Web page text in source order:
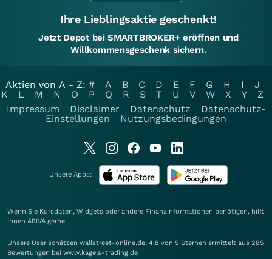
Ihre Lieblingsaktie geschenkt!
Jetzt Depot bei SMARTBROKER+ eröffnen und
Willkommensgeschenk sichern.
Aktien von A - Z: # A B C D E F G H I
J
K
L M N O P Q R S T U V W X Y
Z
Impressum
Disclaimer Datenschutz
Datenschutz-
Einstellungen
Nutzungsbedingungen
Unsere Apps:
Wenn Sie Kursdaten, Widgets oder andere Finanzinformationen benötigen, hilft
Ihnen ARIVA gerne.
Unsere User schätzen wallstreet-online.de: 4.8 von 5 Sternen ermittelt aus 285
Bewertungen bei www.kagels-trading.de